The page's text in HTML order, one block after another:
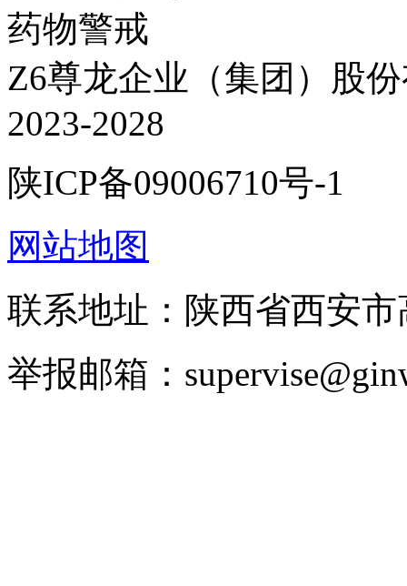
药物警戒
Z6尊龙企业（集团）股
2023-2028
陕ICP备09006710号-1
网站地图
联系地址：陕西省西安
举报邮箱：